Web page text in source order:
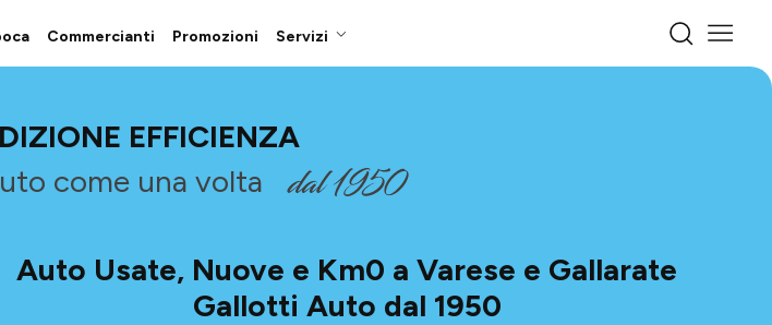
Commercianti Promozioni Servizi
EFFICIENZA
come una volta
Auto Usate, Nuove e Km0 a Varese e Gallarate
Gallotti Auto dal 1950